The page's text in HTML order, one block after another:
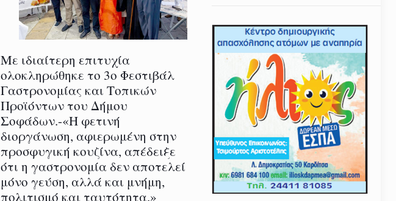
Με ιδιαίτερη επιτυχία
ολοκληρώθηκε το 3ο Φεστιβάλ
Γαστρονομίας και Τοπικών
Προϊόντων του Δήμου
Σοφάδων.-«Η φετινή
διοργάνωση, αφιερωμένη στην
προσφυγική κουζίνα, απέδειξε
ότι η γαστρονομία δεν αποτελεί
μόνο γεύση, αλλά και μνήμη,
πολιτισμό και ταυτότητα.»